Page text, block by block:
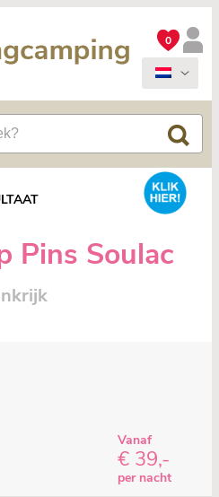
0
Pins Soulac
Vanaf
€ 39,-
per nacht